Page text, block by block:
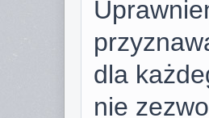
dla
nie